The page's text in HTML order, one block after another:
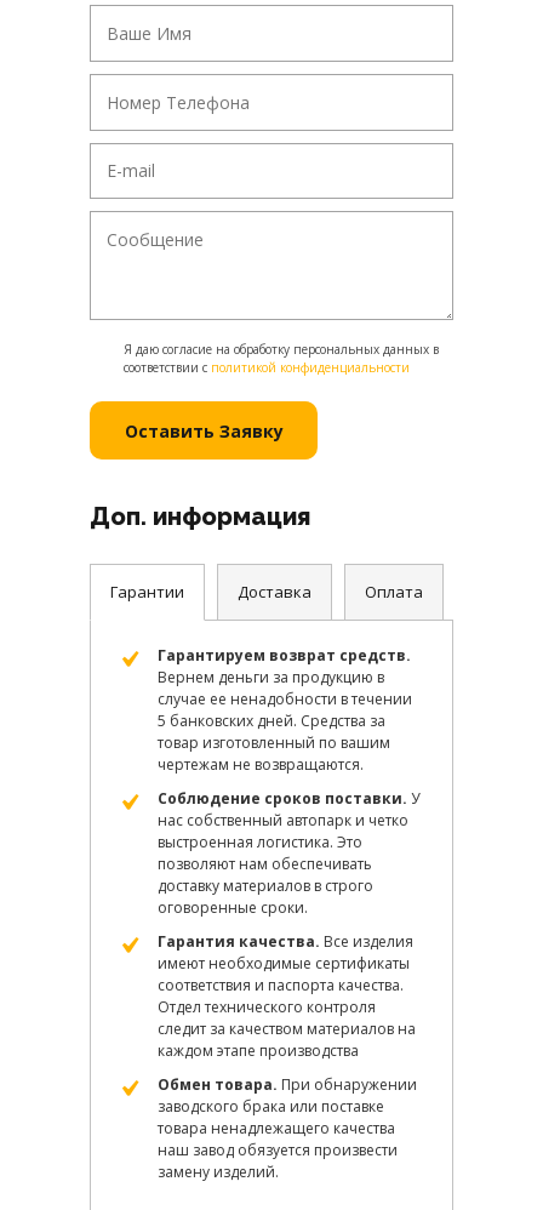
Я даю согласие на обработку персональных данных в
соответствии с политикой конфиденциальности
Доп. информация
Гарантии Доставка Оплата
Гарантируем возврат средств.
Вернем деньги за продукцию в
случае ее ненадобности в течении
5 банковских дней. Средства за
товар изготовленный по вашим
чертежам не возвращаются.
Соблюдение сроков поставки. У
нас собственный автопарк и четко
выстроенная логистика. Это
позволяют нам обеспечивать
доставку материалов в строго
оговоренные сроки.
Гарантия качества. Все изделия
имеют необходимые сертификаты
соответствия и паспорта качества.
Отдел технического контроля
следит за качеством материалов на
каждом этапе производства
Обмен товара. При обнаружении
заводского брака или поставке
товара ненадлежащего качества
наш завод обязуется произвести
замену изделий.